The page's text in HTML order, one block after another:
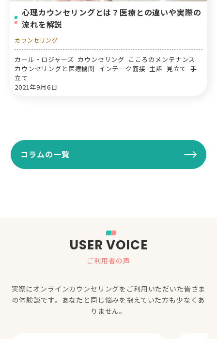
心理カウンセリングとは？医療との違いや実際の
流れを解説
カウンセリング
カール・ロジャーズ カウンセリング こころのメンテナンス
カウンセリングと医療機関 インテーク面接 主訴 見立て 手
立て
2021年9月6日
コラムの一覧
USER VOICE
ご利用者の声
実際にオンラインカウンセリングをご利用いただいた皆さま
の体験談です。あなたと同じ悩みを抱えていた方も少なくあ
りません。